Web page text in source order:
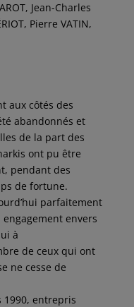
Jean-Charles
Pierre VATIN,
aux côtés des
abandonnés et
de la part des
ont pu être
pendant des
de fortune.
parfaitement
envers
à
de ceux qui ont
ne cesse de
1990, entrepris